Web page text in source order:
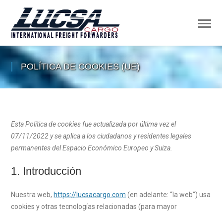
POLÍTICA DE COOKIES (UE)
Esta Política de cookies fue actualizada por última vez el
07/11/2022 y se aplica a los ciudadanos y residentes legales
permanentes del Espacio Económico Europeo y Suiza.
1. Introducción
Nuestra web,https://lucsacargo.com (en adelante: “la web”) usa
cookies y otras tecnologías relacionadas (para mayor